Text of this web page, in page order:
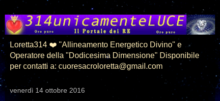
Loretta314 ❤️ "Allineamento Energetico Divino" e
Operatore della "Dodicesima Dimensione" Disponibile
per contatti a: cuoresacroloretta@gmail.com
venerdì 14 ottobre 2016